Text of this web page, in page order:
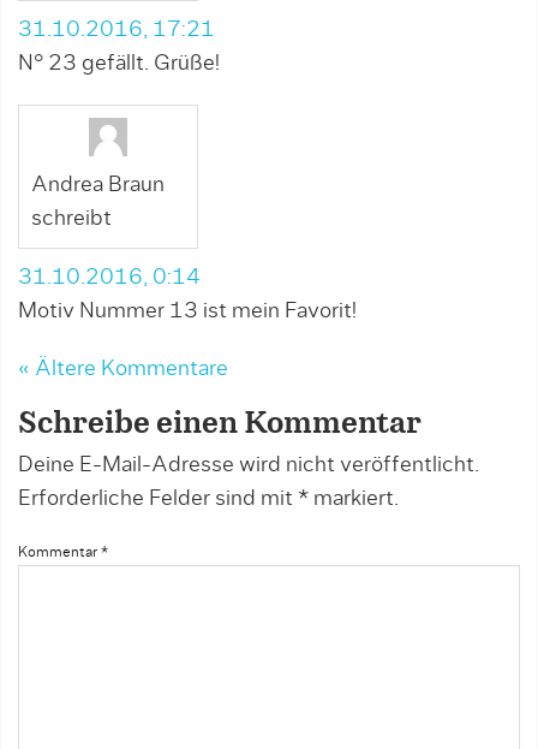
31.10.2016, 17:21
N° 23 gefällt. Grüße!
Andrea Braun
schreibt
31.10.2016, 0:14
Motiv Nummer 13 ist mein Favorit!
« Ältere Kommentare
Schreibe einen Kommentar
Deine E-Mail-Adresse wird nicht veröffentlicht.
Erforderliche Felder sind mit * markiert.
Kommentar *